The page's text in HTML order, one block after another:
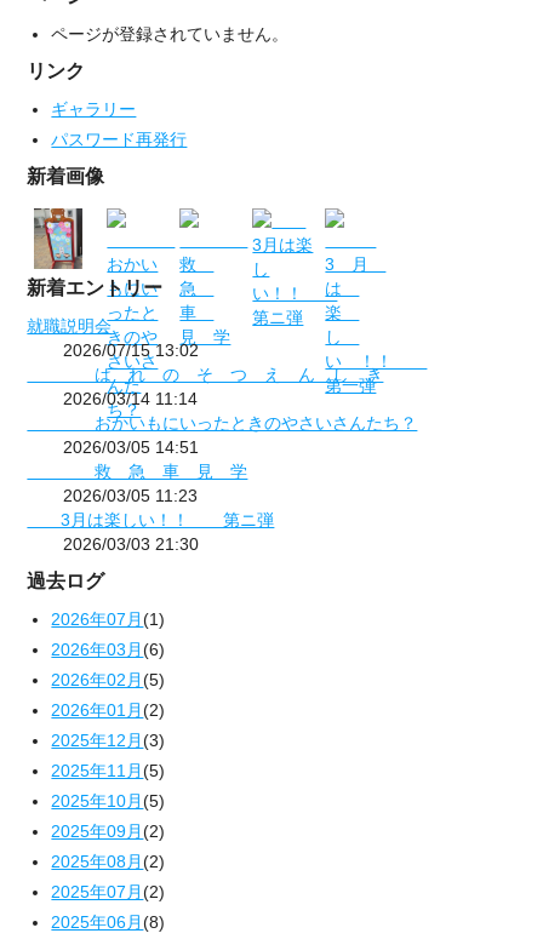
ページが登録されていません。
リンク
ギャラリー
パスワード再発行
新着画像
新着エントリー
就職説明会
2026/07/15 13:02
は れ の そ つ え ん し き
2026/03/14 11:14
おかいもにいったときのやさいさんたち？
2026/03/05 14:51
救 急 車 見 学
2026/03/05 11:23
3月は楽しい！！ 第ニ弾
2026/03/03 21:30
過去ログ
2026年07月(1)
2026年03月(6)
2026年02月(5)
2026年01月(2)
2025年12月(3)
2025年11月(5)
2025年10月(5)
2025年09月(2)
2025年08月(2)
2025年07月(2)
2025年06月(8)